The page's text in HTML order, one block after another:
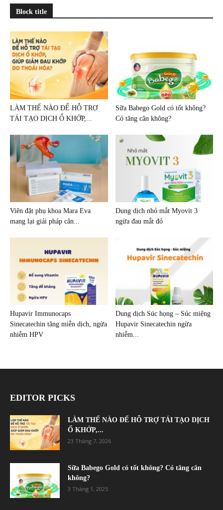
Block title
LÀM THẾ NÀO ĐỂ HỖ TRỢ
TÁI TẠO DỊCH Ổ KHỚP,...
Sữa Babego Gold có tốt không?
Có tăng cân không?
Viên đặt phụ khoa Mara Eva
mang lại giải pháp cân...
Dung dịch nhỏ mắt Myovit 3
ngừa đau mắt đỏ
Hupavir Immunocaps
Sinecatechin tăng miễn dịch, ngừa
nhiễm HPV
Dung dịch Súc họng – Súc miệng
Hupavir Sinecatechin ngừa
nhiễm...
EDITOR PICKS
LÀM THẾ NÀO ĐỂ HỖ TRỢ TÁI TẠO DỊCH
Ổ KHỚP,...
23 Tháng 7, 2026
Sữa Babego Gold có tốt không? Có tăng cân
không?
3 Tháng 1, 2025